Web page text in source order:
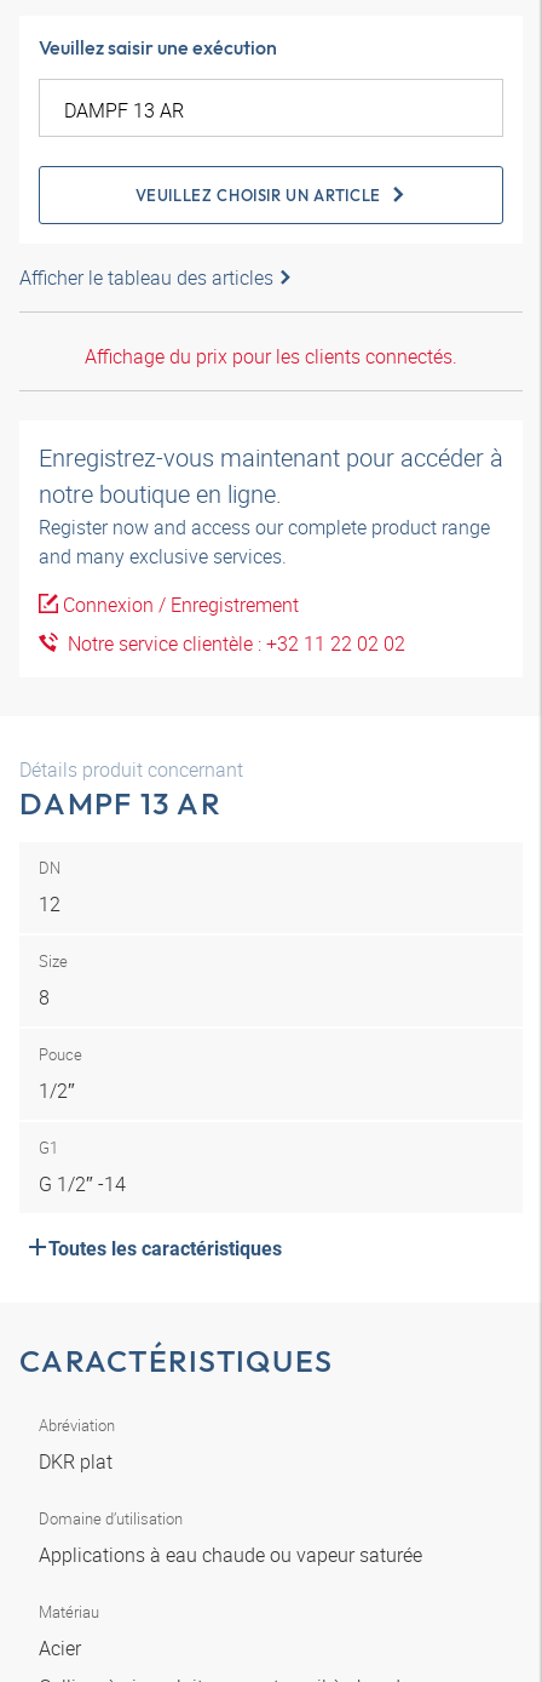
Veuillez saisir une exécution
VEUILLEZ CHOISIR UN ARTICLE
Afficher le tableau des articles
Affichage du prix pour les clients connectés.
Enregistrez-vous maintenant pour accéder à
notre boutique en ligne.
Register now and access our complete product range
and many exclusive services.
Connexion / Enregistrement
Notre service clientèle : +32 11 22 02 02
Détails produit concernant
DAMPF 13 AR
DN
12
Size
8
Pouce
1/2″
G1
G 1/2″ -14
Toutes les caractéristiques
CARACTÉRISTIQUES
Abréviation
DKR plat
Domaine d’utilisation
Applications à eau chaude ou vapeur saturée
Matériau
Acier